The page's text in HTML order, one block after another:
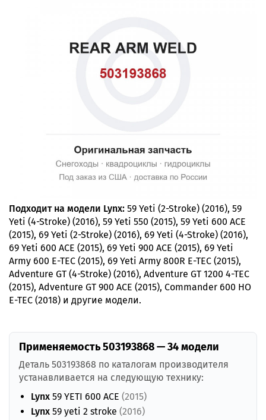
Подходит на модели Lynx: 59 Yeti (2-Stroke) (2016), 59
Yeti (4-Stroke) (2016), 59 Yeti 550 (2015), 59 Yeti 600 ACE
(2015), 69 Yeti (2-Stroke) (2016), 69 Yeti (4-Stroke) (2016),
69 Yeti 600 ACE (2015), 69 Yeti 900 ACE (2015), 69 Yeti
Army 600 E-TEC (2015), 69 Yeti Army 800R E-TEC (2015),
Adventure GT (4-Stroke) (2016), Adventure GT 1200 4-TEC
(2015), Adventure GT 900 ACE (2015), Commander 600 HO
E-TEC (2018) и другие модели.
Применяемость 503193868 — 34 модели
Деталь 503193868 по каталогам производителя
устанавливается на следующую технику:
Lynx 59 YETI 600 ACE (2015)
Lynx 59 yeti 2 stroke (2016)